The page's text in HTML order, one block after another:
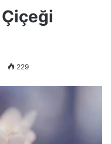
229